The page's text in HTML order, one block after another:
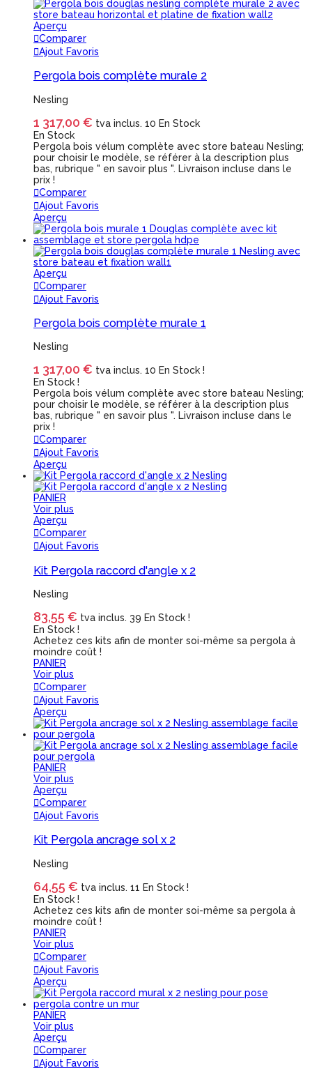
Aperçu
Comparer
Ajout Favoris
Pergola bois complète murale 2
Nesling
1 317,00 € tva inclus. 10 En Stock
En Stock
Pergola bois vélum complète avec store bateau Nesling;
pour choisir le modèle, se référer à la description plus
bas, rubrique " en savoir plus ". Livraison incluse dans le
prix !
Comparer
Ajout Favoris
Aperçu
Aperçu
Comparer
Ajout Favoris
Pergola bois complète murale 1
Nesling
1 317,00 € tva inclus. 10 En Stock !
En Stock !
Pergola bois vélum complète avec store bateau Nesling;
pour choisir le modèle, se référer à la description plus
bas, rubrique " en savoir plus ". Livraison incluse dans le
prix !
Comparer
Ajout Favoris
Aperçu
PANIER
Voir plus
Aperçu
Comparer
Ajout Favoris
Kit Pergola raccord d'angle x 2
Nesling
83,55 € tva inclus. 39 En Stock !
En Stock !
Achetez ces kits afin de monter soi-même sa pergola à
moindre coût !
PANIER
Voir plus
Comparer
Ajout Favoris
Aperçu
PANIER
Voir plus
Aperçu
Comparer
Ajout Favoris
Kit Pergola ancrage sol x 2
Nesling
64,55 € tva inclus. 11 En Stock !
En Stock !
Achetez ces kits afin de monter soi-même sa pergola à
moindre coût !
PANIER
Voir plus
Comparer
Ajout Favoris
Aperçu
PANIER
Voir plus
Aperçu
Comparer
Ajout Favoris